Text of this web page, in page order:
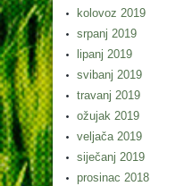
kolovoz 2019
srpanj 2019
lipanj 2019
svibanj 2019
travanj 2019
ožujak 2019
veljača 2019
siječanj 2019
prosinac 2018